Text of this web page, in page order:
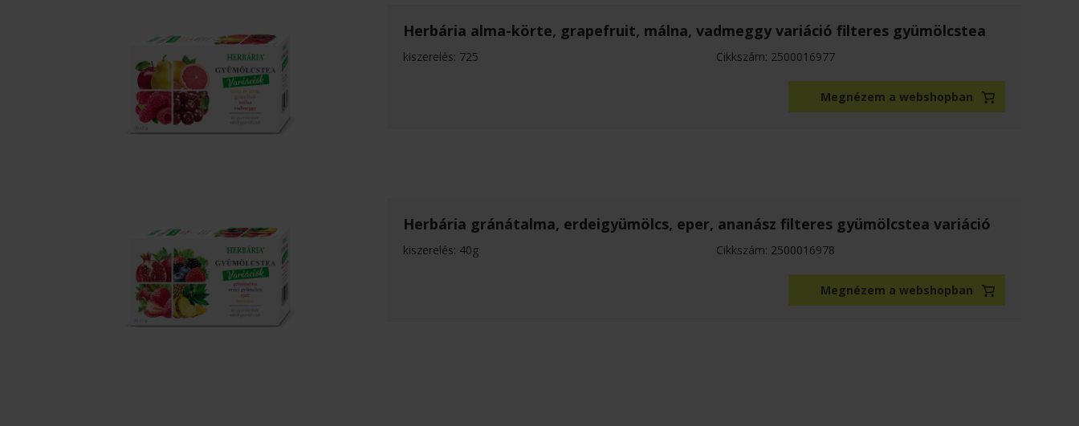
Herbária alma-körte, grapefruit, málna, vadmeggy variáció filteres gyümölcstea
kiszerelés: 725 Cikkszám: 2500016977
Megnézem a webshopban
Herbária gránátalma, erdeigyümölcs, eper, ananász filteres gyümölcstea variáció
kiszerelés: 40g Cikkszám: 2500016978
Megnézem a webshopban